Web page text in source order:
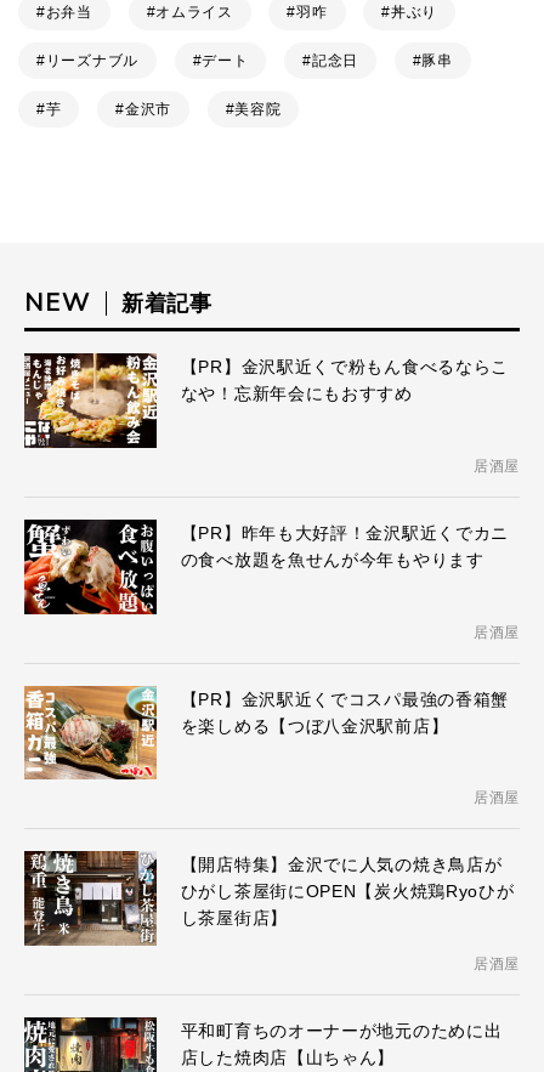
お弁当 オムライス 羽咋 丼ぶり
リーズナブル デート 記念日 豚串
芋 金沢市 美容院
NEW 新着記事
【PR】金沢駅近くで粉もん食べるならこ
なや！忘新年会にもおすすめ
居酒屋
【PR】昨年も大好評！金沢駅近くでカニ
の食べ放題を魚せんが今年もやります
居酒屋
【PR】金沢駅近くでコスパ最強の香箱蟹
を楽しめる【つぼ八金沢駅前店】
居酒屋
【開店特集】金沢でに人気の焼き鳥店が
ひがし茶屋街にOPEN【炭火焼鶏Ryoひが
し茶屋街店】
居酒屋
平和町育ちのオーナーが地元のために出
店した焼肉店【山ちゃん】